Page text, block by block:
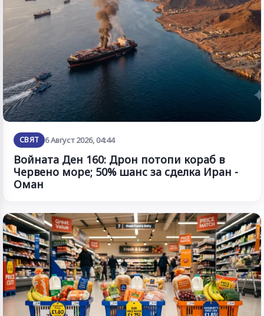
СВЯТ 6 Август 2026, 04:44
Войната Ден 160: Дрон потопи кораб в
Червено море; 50% шанс за сделка Иран -
Оман